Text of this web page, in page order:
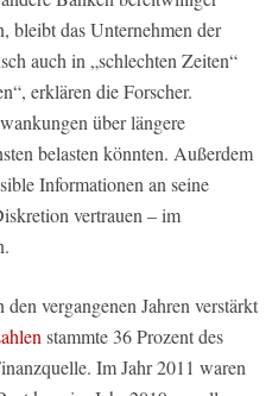
bleibt das Unternehmen der
auch in „schlechten Zeiten“
erklären die Forscher.
über längere
belasten könnten. Außerdem
Informationen an seine
vertrauen – im
vergangenen Jahren verstärkt
stammte 36 Prozent des
Im Jahr 2011 waren